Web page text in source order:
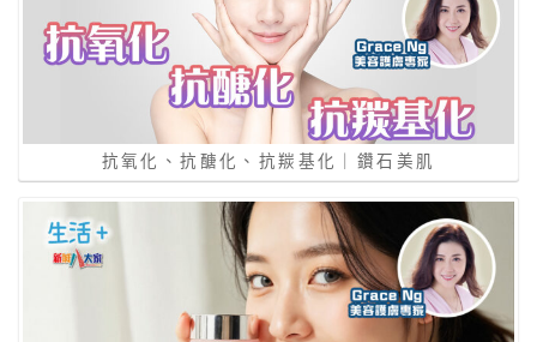
抗氧化、抗醣化、抗羰基化｜鑽石美肌